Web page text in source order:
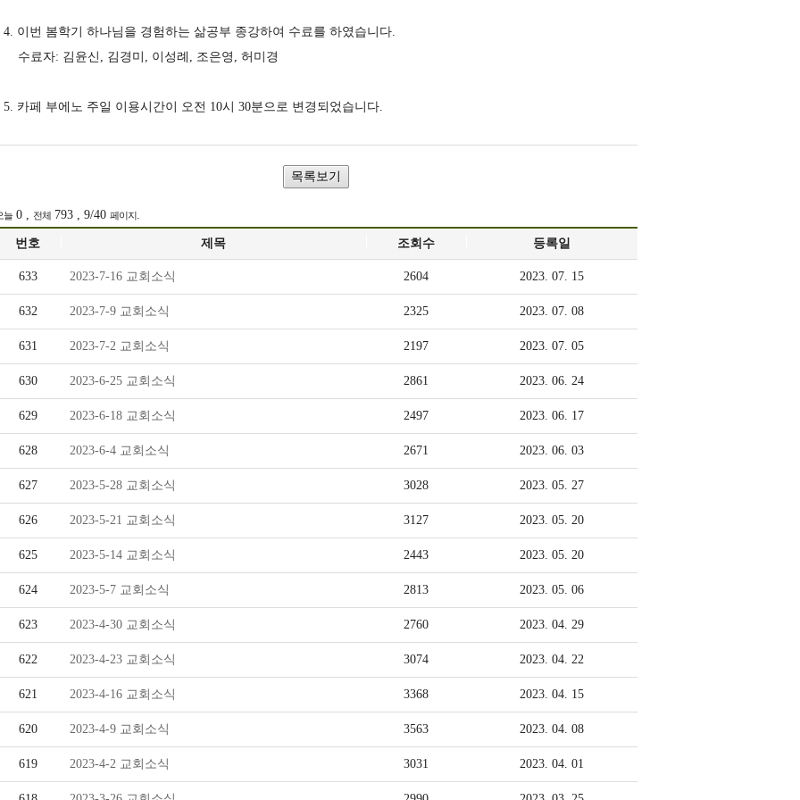
사
사
자
소
개
예
배
안
내
오
시
는
길
목
회
자
소
정 영
독
서
합
시
다
솔
로
몬
도
서
관
목
사
님
4. 이번 봄학기 하나님을 경험하는 삶공부 종강하여 수료를 하였습니다.
수료자: 김윤신, 김경미, 이성례, 조은영, 허미경
5. 카페 부에노 주일 이용시간이 오전 10시 30분으로 변경되었습니다.
늘0 , 전체 793 , 9/40 페이지 .
번호 제목 조회수 등록일
633 2023-7-16 교회소식 2604 2023. 07. 15
632 2023-7-9 교회소식 2325 2023. 07. 08
631 2023-7-2 교회소식 2197 2023. 07. 05
630 2023-6-25 교회소식 2861 2023. 06. 24
629 2023-6-18 교회소식 2497 2023. 06. 17
628 2023-6-4 교회소식 2671 2023. 06. 03
627 2023-5-28 교회소식 3028 2023. 05. 27
626 2023-5-21 교회소식 3127 2023. 05. 20
625 2023-5-14 교회소식 2443 2023. 05. 20
624 2023-5-7 교회소식 2813 2023. 05. 06
623 2023-4-30 교회소식 2760 2023. 04. 29
622 2023-4-23 교회소식 3074 2023. 04. 22
621 2023-4-16 교회소식 3368 2023. 04. 15
620 2023-4-9 교회소식 3563 2023. 04. 08
619 2023-4-2 교회소식 3031 2023. 04. 01